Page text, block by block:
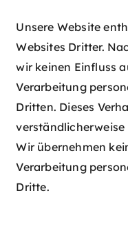
Unsere Website
Websites Dritter.
wir keinen Einfluss
Verarbeitung
Dritten. Dieses
Wir übernehmen
Verarbeitung
Dritte.